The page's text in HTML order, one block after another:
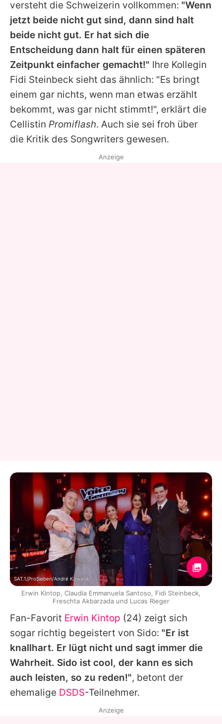
versteht die Schweizerin vollkommen: "Wenn
jetzt beide nicht gut sind, dann sind halt
beide nicht gut. Er hat sich die
Entscheidung dann halt für einen späteren
Zeitpunkt einfacher gemacht!" Ihre Kollegin
Fidi Steinbeck sieht das ähnlich: "Es bringt
einem gar nichts, wenn man etwas erzählt
bekommt, was gar nicht stimmt!", erklärt die
Cellistin Promiflash. Auch sie sei froh über
die Kritik des Songwriters gewesen.
Fan-Favorit Erwin Kintop (24) zeigt sich
sogar richtig begeistert von Sido: "Er ist
knallhart. Er lügt nicht und sagt immer die
Wahrheit. Sido ist cool, der kann es sich
auch leisten, so zu reden!", betont der
ehemalige DSDS-Teilnehmer.
Anzeige
SAT.1/ProSieben/André Kowalsk
Erwin Kintop, Claudia Emmanuela Santoso, Fidi Steinbeck,
Freschta Akbarzada und Lucas Rieger
Anzeige